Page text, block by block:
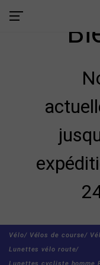
Vélo/ Vélos de course/
Lunettes vélo route/